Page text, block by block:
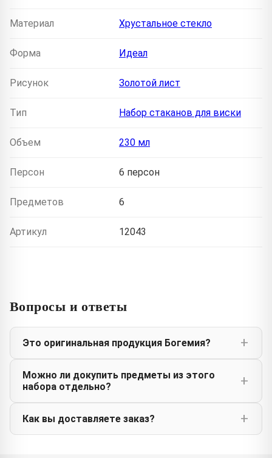
Материал Хрустальное стекло
Форма Идеал
Рисунок Золотой лист
Тип Набор стаканов для виски
Объем 230 мл
Персон 6 персон
Предметов 6
Артикул 12043
Вопросы и ответы
Это оригинальная продукция Богемия?
Можно ли докупить предметы из этого
набора отдельно?
Как вы доставляете заказ?